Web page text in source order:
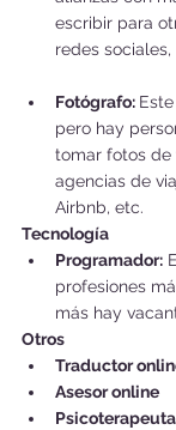
escribir para
redes
Fotógrafo:
pero hay
tomar fotos de
agencias de
Airbnb, etc.
Tecnología
Programador:
profesiones
más hay
Otros
Traductor
Asesor online